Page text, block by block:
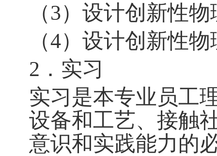
（3）设计创新性
（4）设计创新性
2．实习
实习是本专业员工
设备和工艺、接触
意识和实践能力的